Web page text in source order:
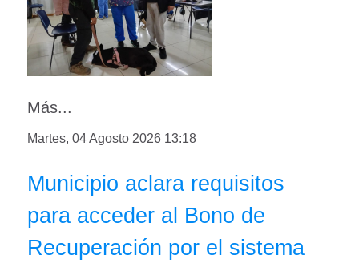
Más...
Martes, 04 Agosto 2026 13:18
Municipio aclara requisitos
para acceder al Bono de
Recuperación por el sistema